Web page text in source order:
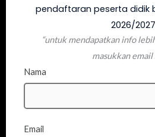
pendaftaran peserta didik
2026/2027
“untuk mendapatkan info
masukkan email
Nama
Email